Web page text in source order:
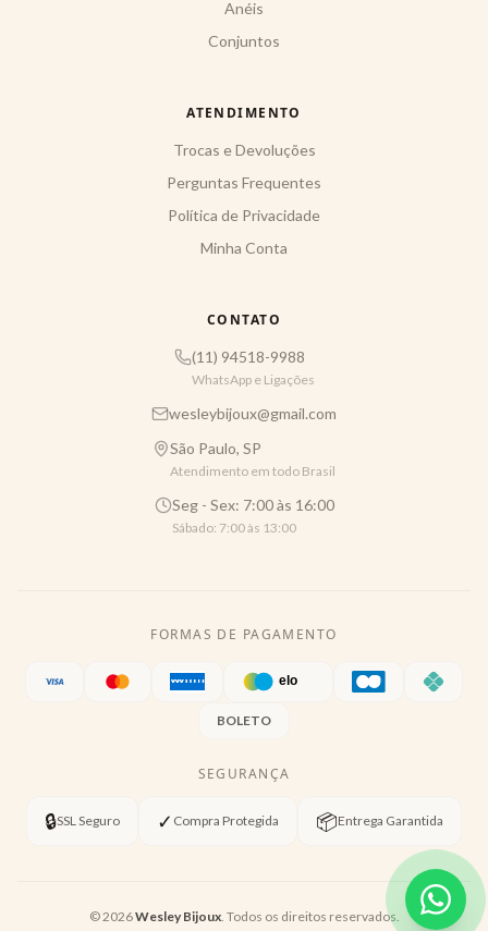
Anéis
Conjuntos
ATENDIMENTO
Trocas e Devoluções
Perguntas Frequentes
Política de Privacidade
Minha Conta
CONTATO
(11) 94518-9988
WhatsApp e Ligações
wesleybijoux@gmail.com
São Paulo, SP
Atendimento em todo Brasil
Seg - Sex: 7:00 às 16:00
Sábado: 7:00 às 13:00
FORMAS DE PAGAMENTO
BOLETO
SEGURANÇA
🔒SSL Seguro ✓ Compra Protegida 📦Entrega Garantida
©2026Wesley Bijoux. Todos os direitos reservados.